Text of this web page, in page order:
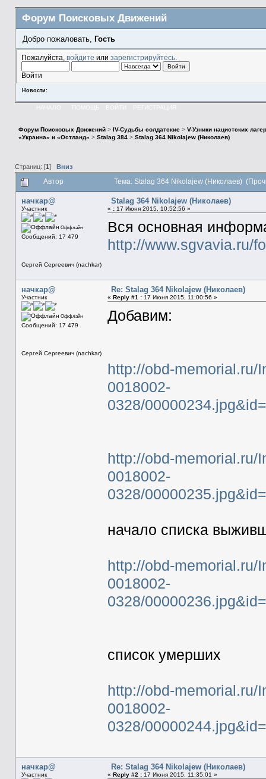
Форум Поисковых Движений
Добро пожаловать, Гость
Пожалуйста, войдите или зарегистрируйтесь.
Войти
Новости:
НАЧАЛО ПОМОЩЬ ВОЙТИ РЕГИСТРАЦИЯ
Форум Поисковых Движений> IV-Судьбы солдатские> V-Узники нацистских
«Украина» и «Остланд» > Stalag 384> Stalag 364 Nikolajew (Николаев)
Страниц: [1 ] Вниз
Автор Тема: Stalag 364 Nikolajew (Николаев)
начкар@
Участник
Оффлайн
Сообщений: 17 479
Сергей Сергеевич (nachkar)
Stalag 364 Nikolajew (Николаев)
« :17 Июня 2015, 10:52:56 »
Вся основная
http://www.sgvavia.ru/
начкар@
Участник
Оффлайн
Сообщений: 17 479
Сергей Сергеевич (nachkar)
Re: Stalag 364 Nikolajew (Николаев)
« Reply #1 :17 Июня 2015, 11:00:56 »
Добавим:
http://obd-memorial.ru/
0018002-
0328/
http://obd-memorial.ru/
0018002-
0328/
начало списка
http://obd-memorial.ru/
0018002-
0328/
список умерших
http://obd-memorial.ru/
0018002-
0328/
начкар@
Участник
Re: Stalag 364 Nikolajew (Николаев)
« Reply #2 :17 Июня 2015, 11:35:01 »